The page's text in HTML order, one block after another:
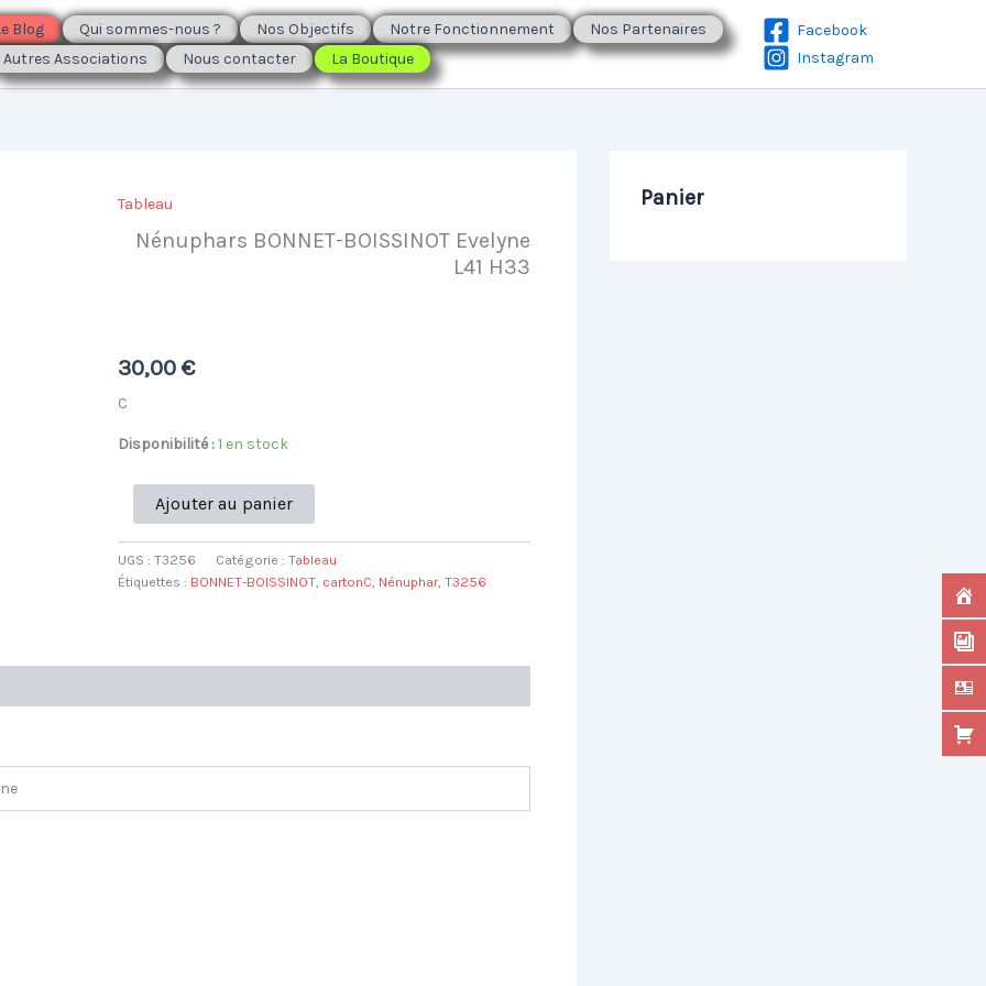
Blog Qui sommes-nous ? Nos Objectifs Notre Fonctionnement
Nos Partenaires
Autres Associations Nous contacter La Boutique
Facebook
Instagram
Tableau
Nénuphars BONNET-BOISSINOT Evelyne
L41 H33
30,00 €
C
Disponibilité :1 en stock
quantité
Nénuphars
BONNET-
BOISSINOT
Ajouter au panier
UGS : T3256 Catégorie : Tableau
Étiquettes : BONNET-BOISSINOT, cartonC Nénuphar, T3256
Panier